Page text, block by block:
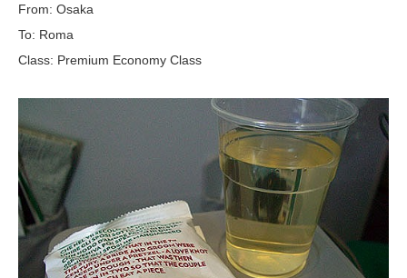
From: Osaka
To: Roma
Class: Premium Economy Class